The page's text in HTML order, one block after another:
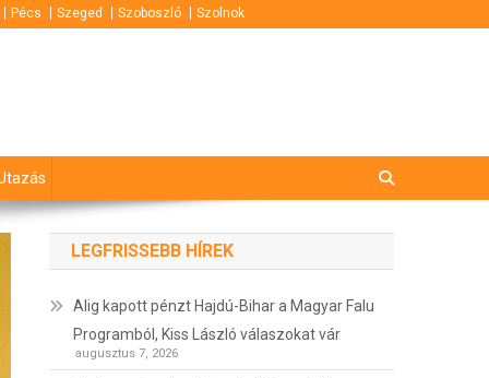
Pécs Szeged Szoboszló Szolnok
LEGFRISSEBB HÍREK
Alig kapott pénzt Hajdú-Bihar a Magyar Falu
Programból, Kiss László válaszokat vár
augusztus 7, 2026